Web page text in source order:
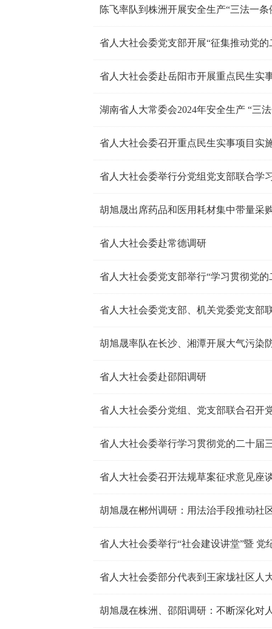
省人大社会委赴岳阳市开展重点民生实
湖南省人大常委会2024年安全生产 “三
省人大社会委召开重点民生实事项目实
省人大社会委举行分党组党支部联合学
胡旭晟出席药品和医用耗材集中带量采
省人大社会委赴常德调研
省人大社会委党支部、机关党委党支部
胡旭晟率队在长沙、湘潭开展大气污染
省人大社会委赴邵阳调研
省人大社会委分党组、党支部联合召开
胡旭晟在郴州调研：用法治手段推动社
省人大社会委举行“社会建设讲堂”暨 党
省人大社会委部分代表到王家垅社区人